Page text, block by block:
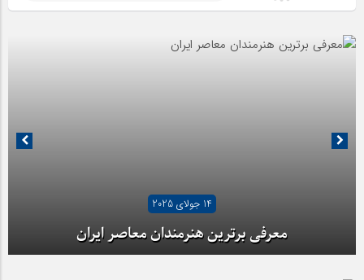
14 جولای 2025
معرفی برترین هنرمندان معاصر ایران